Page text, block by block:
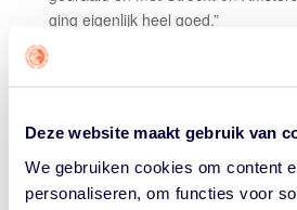
Deze website maakt gebruik van
We gebruiken cookies om content
personaliseren, om functies voor
ging eigenlijk heel goed.”
En wie zich goed voorbereidt hoeft
Kumelis ziet geen zenuwen bij zijn
niet veel. Ik zie vooral dat ze klaar
Dat haal ik wel uit de gesprekken
LASTIGE POULE